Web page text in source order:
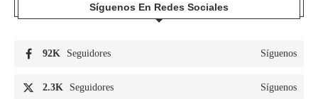
Síguenos En Redes Sociales
92K Seguidores Síguenos
2.3K Seguidores Síguenos